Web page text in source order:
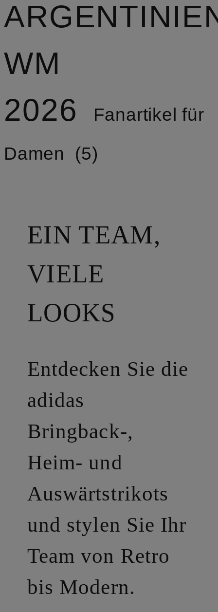
WM
2026
Fanartikel für
Damen
5
EIN TEAM,
VIELE
LOOKS
Entdecken Sie die
adidas
Bringback-,
Heim- und
Auswärtstrikots
und stylen Sie Ihr
Team von Retro
bis Modern.